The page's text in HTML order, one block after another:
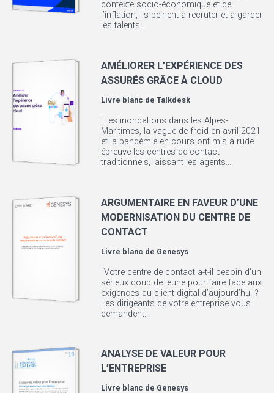
contexte socio-économique et de
l’inflation, ils peinent à recruter et à garder
les talents....
AMÉLIORER L’EXPÉRIENCE DES
ASSURÉS GRÂCE À CLOUD
Livre blanc deTalkdesk
"Les inondations dans les Alpes-
Maritimes, la vague de froid en avril 2021
et la pandémie en cours ont mis à rude
épreuve les centres de contact
traditionnels, laissant les agents...
ARGUMENTAIRE EN FAVEUR D’UNE
MODERNISATION DU CENTRE DE
CONTACT
Livre blanc de Genesys
"Votre centre de contact a-t-il besoin d’un
sérieux coup de jeune pour faire face aux
exigences du client digital d’aujourd’hui ?
Les dirigeants de votre entreprise vous
demandent...
ANALYSE DE VALEUR POUR
L’ENTREPRISE
Livre blanc de Genesys